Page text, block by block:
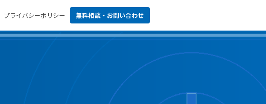
プライバシーポリシー 無料相談・お問い合わせ